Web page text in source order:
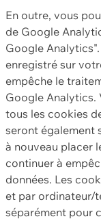
En outre, vous
de Google
Google
enregistré sur
empêche le
Google Analytics.
tous les cookies
seront également
à nouveau placer
continuer à
données. Les
et par ordinateur/
séparément pour